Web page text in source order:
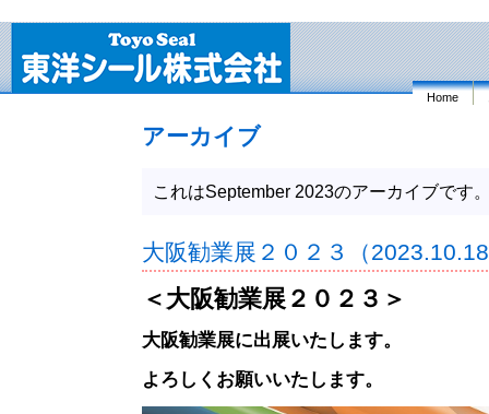
Home
アーカイブ
これはSeptember 2023のアーカイブです
大阪勧業展２０２３（
＜大阪勧業展２０２３＞
大阪勧業展に出展いたします。
よろしくお願いいたします。